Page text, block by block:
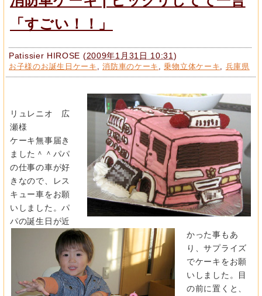
「すごい！！」
Patissier HIROSE (2009年1月31日 10:31 )
お子様のお誕生日ケーキ ,消防車のケーキ ,乗物立体ケーキ 兵庫県
リュレニオ 広
瀬様
ケーキ無事届き
ました＾＾パパ
の仕事の車が好
きなので、レス
キュー車をお願
いしました。パ
パの誕生日が近
かった事もあ
り、サプライズ
でケーキをお願
いしました。目
の前に置くと、